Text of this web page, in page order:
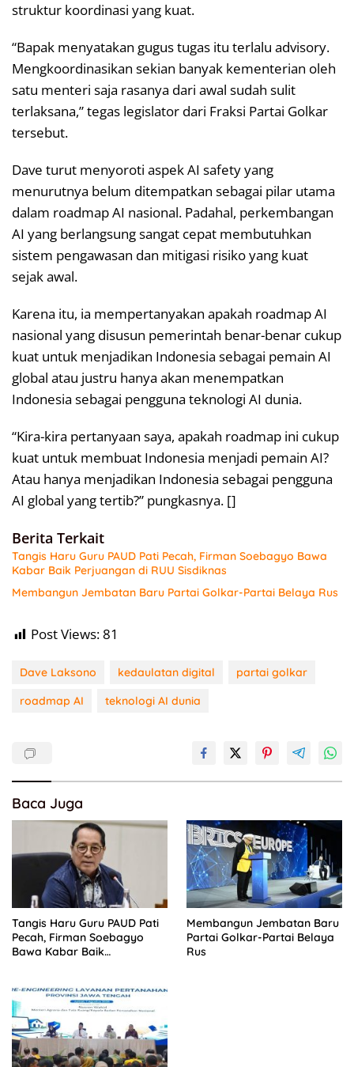
struktur koordinasi yang kuat.
“Bapak menyatakan gugus tugas itu terlalu advisory.
Mengkoordinasikan sekian banyak kementerian oleh
satu menteri saja rasanya dari awal sudah sulit
terlaksana,” tegas legislator dari Fraksi Partai Golkar
tersebut.
Dave turut menyoroti aspek AI safety yang
menurutnya belum ditempatkan sebagai pilar utama
dalam roadmap AI nasional. Padahal, perkembangan
AI yang berlangsung sangat cepat membutuhkan
sistem pengawasan dan mitigasi risiko yang kuat
sejak awal.
Karena itu, ia mempertanyakan apakah roadmap AI
nasional yang disusun pemerintah benar-benar cukup
kuat untuk menjadikan Indonesia sebagai pemain AI
global atau justru hanya akan menempatkan
Indonesia sebagai pengguna teknologi AI dunia.
“Kira-kira pertanyaan saya, apakah roadmap ini cukup
kuat untuk membuat Indonesia menjadi pemain AI?
Atau hanya menjadikan Indonesia sebagai pengguna
AI global yang tertib?” pungkasnya. []
Berita Terkait
Tangis Haru Guru PAUD Pati Pecah, Firman Soebagyo Bawa
Kabar Baik Perjuangan di RUU Sisdiknas
Membangun Jembatan Baru Partai Golkar-Partai Belaya Rus
Post Views:81
Dave Laksono kedaulatan digital
partai golkar
roadmap AI
teknologi AI dunia
Baca Juga
Tangis Haru Guru PAUD Pati
Pecah, Firman Soebagyo
Bawa Kabar Baik
Membangun Jembatan Baru
Partai Golkar-Partai Belaya
Rus